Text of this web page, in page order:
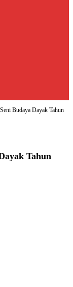
Budaya Dayak Tahun
Tahun